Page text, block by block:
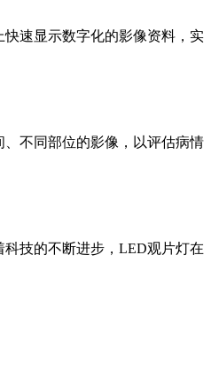
速显示数字化的影像资料，实
不同部位的影像，以评估病情
技的不断进步，LED观片灯在